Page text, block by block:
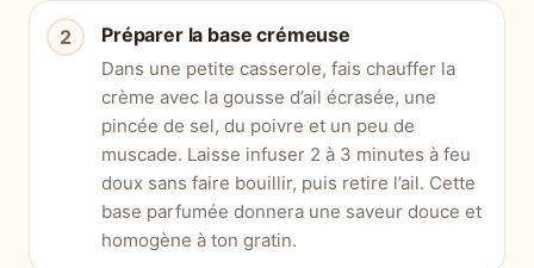
Préparer la base crémeuse
Dans une petite casserole, fais chauffer la
crème avec la gousse d’ail écrasée, une
pincée de sel, du poivre et un peu de
muscade. Laisse infuser 2 à 3 minutes à feu
doux sans faire bouillir, puis retire l’ail. Cette
base parfumée donnera une saveur douce et
homogène à ton gratin.